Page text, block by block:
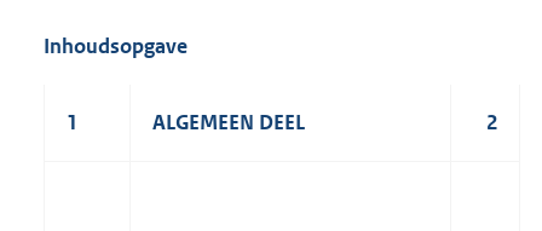
Inhoudsopgave
1 ALGEMEEN DEEL 2